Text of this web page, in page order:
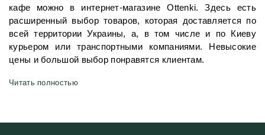
кафе можно в интернет-магазине Ottenki. Здесь есть
расширенный выбор товаров, которая доставляется по
всей территории Украины, а, в том числе и по Киеву
курьером или транспортными компаниями. Невысокие
цены и большой выбор понравятся клиентам.
Читать полностью